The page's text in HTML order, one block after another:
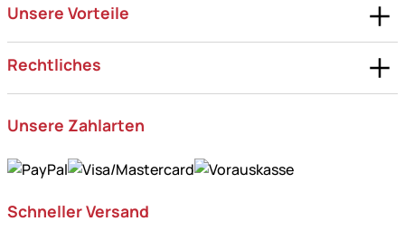
Unsere Vorteile
Rechtliches
Unsere Zahlarten
Schneller Versand